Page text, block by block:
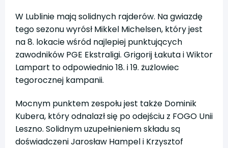
W Lublinie mają solidnych rajderów. Na gwiazdę
tego sezonu wyrósł Mikkel Michelsen, który jest
na 8. lokacie wśród najlepiej punktujących
zawodników PGE Ekstraligi. Grigorij Łakuta i Wiktor
Lampart to odpowiednio 18. i 19. żużlowiec
tegorocznej kampanii.
Mocnym punktem zespołu jest także Dominik
Kubera, który odnalazł się po odejściu z FOGO Unii
Leszno. Solidnym uzupełnieniem składu są
doświadczeni Jarosław Hampel i Krzysztof